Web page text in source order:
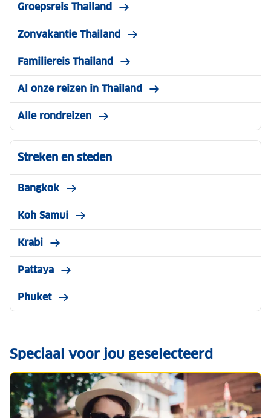
Groepsreis Thailand
Zonvakantie Thailand
Familiereis Thailand
Al onze reizen in Thailand
Alle rondreizen
Streken en steden
Bangkok
Koh Samui
Krabi
Pattaya
Phuket
Speciaal voor jou geselecteerd